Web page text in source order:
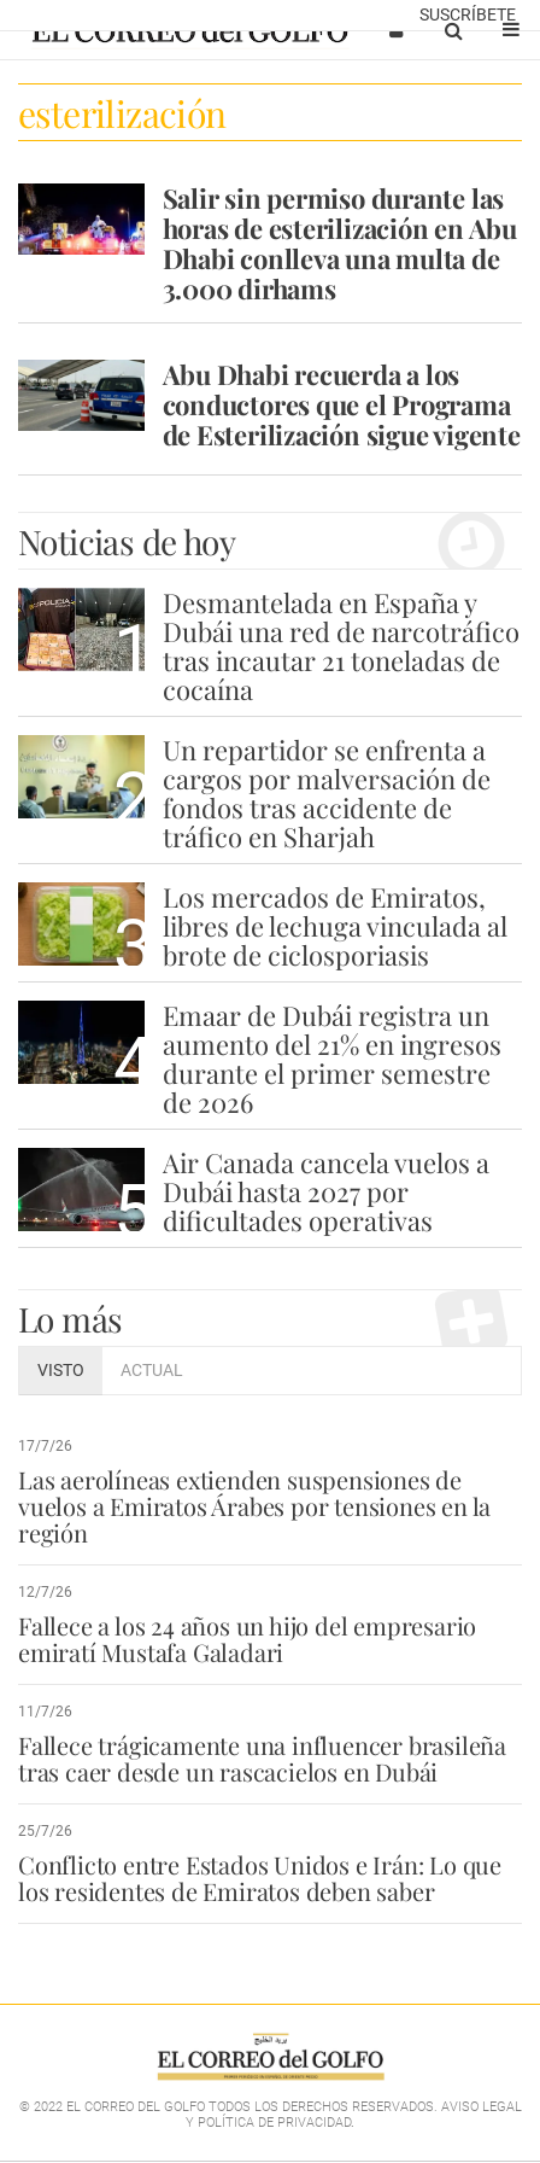
SUSCRÍBETE
esterilización
Salir sin permiso durante las
horas de esterilización en Abu
Dhabi conlleva una multa de
3.000 dirhams
Abu Dhabi recuerda a los
conductores que el Programa
de Esterilización sigue vigente
Noticias de hoy
1
Desmantelada en España y
Dubái una red de narcotráfico
tras incautar 21 toneladas de
cocaína
2
Un repartidor se enfrenta a
cargos por malversación de
fondos tras accidente de
tráfico en Sharjah
3
Los mercados de Emiratos,
libres de lechuga vinculada al
brote de ciclosporiasis
4
Emaar de Dubái registra un
aumento del 21% en ingresos
durante el primer semestre
de 2026
5
Air Canada cancela vuelos a
Dubái hasta 2027 por
dificultades operativas
Lo más
VISTO ACTUAL
17/7/26
Las aerolíneas extienden suspensiones de
vuelos a Emiratos Árabes por tensiones en la
región
12/7/26
Fallece a los 24 años un hijo del empresario
emiratí Mustafa Galadari
11/7/26
Fallece trágicamente una influencer brasileña
tras caer desde un rascacielos en Dubái
25/7/26
Conflicto entre Estados Unidos e Irán: Lo que
los residentes de Emiratos deben saber
© 2022 EL CORREO DEL GOLFO TODOS LOS DERECHOS RESERVADOS. AVISO LEGAL
Y POLÍTICA DE PRIVACIDAD.